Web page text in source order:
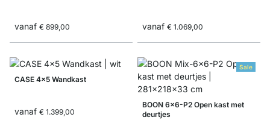
vanaf € 899,00 vanaf € 1.069,00
CASE 4x5 Wandkast
vanaf € 1.399,00
Sale
BOON 6x6-P2 Open kast met
deurtjes